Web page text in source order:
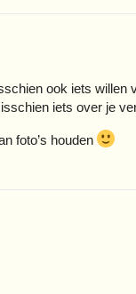
ook iets willen
iets over je
foto’s houden